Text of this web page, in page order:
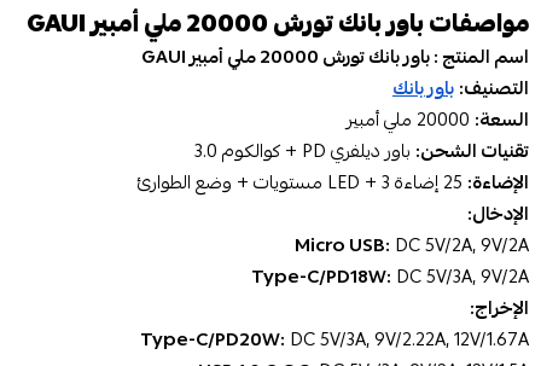
مواصفات باور بانك تورش 20000 ملي أمبير GAUI
اسم المنتج : باور بانك تورش 20000 ملي أمبير GAUI
التصنيف:باور بانك
السعة:
تقنيات الشحن: باور ديلفري PD + كوالكوم 3.0
الإضاءة:
الإدخال:
Micro USB: DC 5V/2A, 9V/2A
Type-C/PD18W: DC 5V/3A, 9V/2A
الإخراج:
Type-C/PD20W: DC 5V/3A, 9V/2.22A, 12V/1.67A